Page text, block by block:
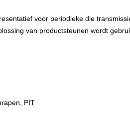
voor periodieke die
van productsteunen wordt
PIT